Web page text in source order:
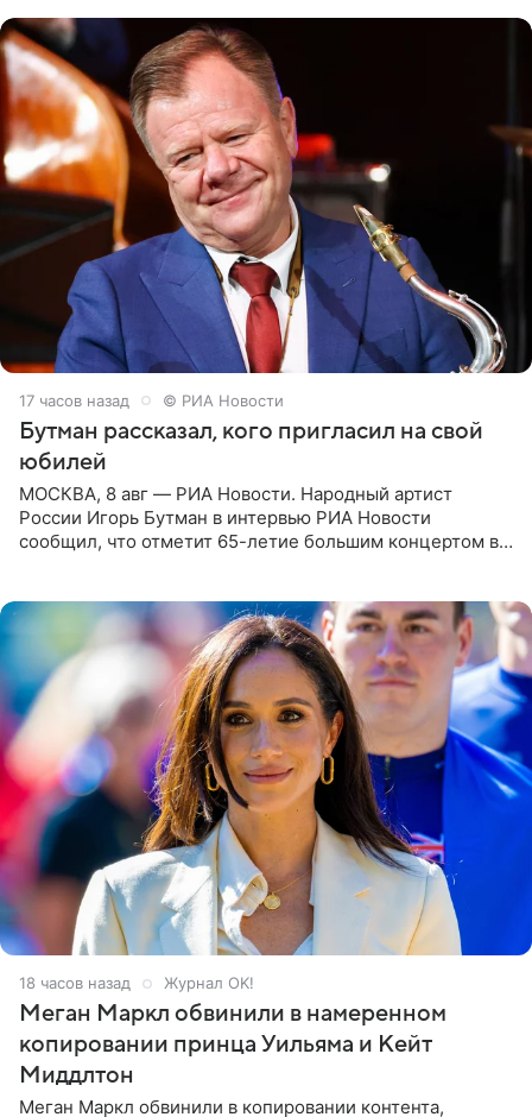
17 часов назад © РИА Новости
Бутман рассказал, кого пригласил на свой
юбилей
МОСКВА, 8 авг — РИА Новости. Народный артист
России Игорь Бутман в интервью РИА Новости
сообщил, что отметит 65-летие большим концертом в
18 часов назад Журнал OK!
Меган Маркл обвинили в намеренном
копировании принца Уильяма и Кейт
Миддлтон
Меган Маркл обвинили в копировании контента,